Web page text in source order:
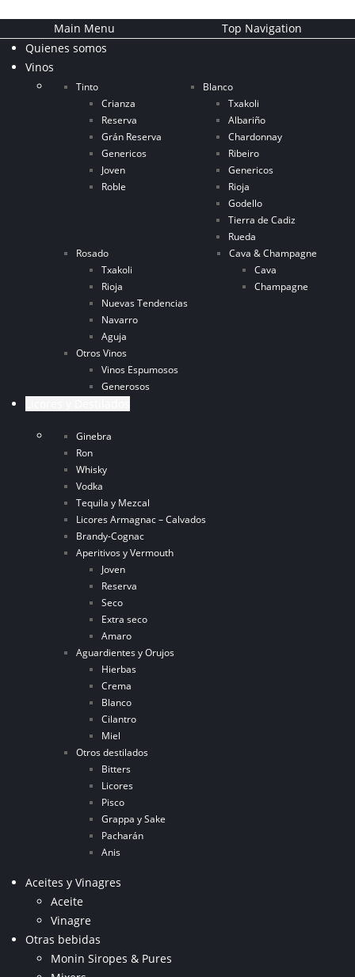
Main Menu
Top Navigation
Quienes somos
Vinos
Tinto
Crianza
Reserva
Grán Reserva
Genericos
Joven
Roble
Blanco
Txakoli
Albariño
Chardonnay
Ribeiro
Genericos
Rioja
Godello
Tierra de Cadiz
Rueda
Rosado
Txakoli
Rioja
Nuevas Tendencias
Navarro
Aguja
Cava & Champagne
Cava
Champagne
Otros Vinos
Vinos Espumosos
Generosos
Ginebra
Ron
Whisky
Vodka
Tequila y Mezcal
Licores Armagnac – Calvados
Brandy-Cognac
Aperitivos y Vermouth
Joven
Reserva
Seco
Extra seco
Amaro
Aguardientes y Orujos
Hierbas
Crema
Blanco
Cilantro
Miel
Otros destilados
Bitters
Licores
Pisco
Grappa y Sake
Pacharán
Anis
Aceites y Vinagres
Aceite
Vinagre
Otras bebidas
Monin Siropes & Pures